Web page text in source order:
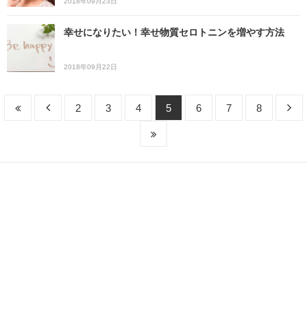
幸せになりたい！幸せ物質セロトニンを増やす方法
2018年09月22日
2 3 4 5 6 7 8